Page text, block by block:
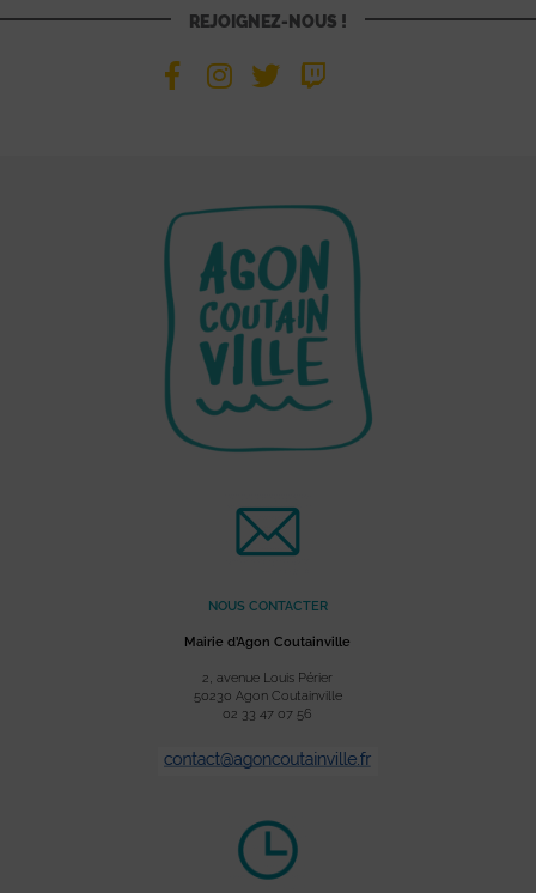
REJOIGNEZ-NOUS !
NOUS CONTACTER
Mairie d’Agon Coutainville
2, avenue Louis Périer
50230 Agon Coutainville
02 33 47 07 56